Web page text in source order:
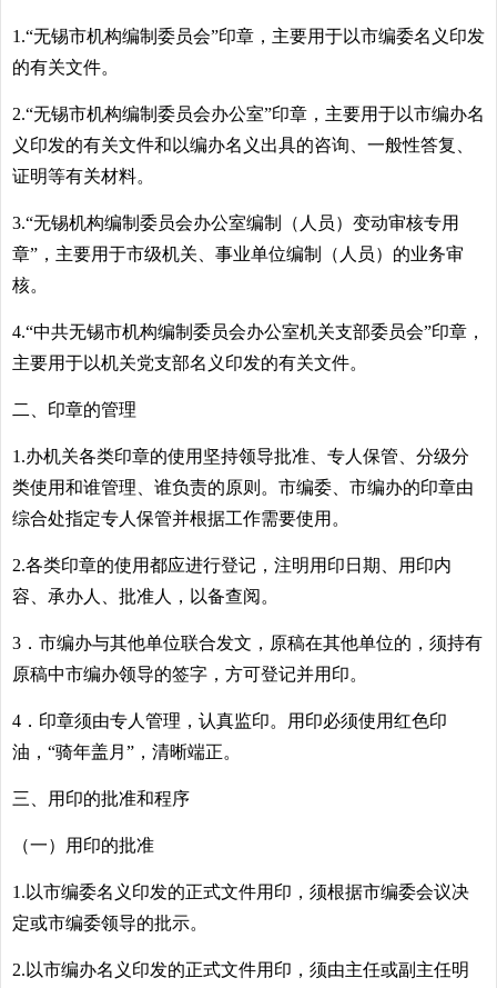
1.“无锡市机构编制委员会”印章，主要用于以市编委名义印发
的有关文件。
2.“无锡市机构编制委员会办公室”印章，主要用于以市编办名
义印发的有关文件和以编办名义出具的咨询、一般性答复、
证明等有关材料。
3.“无锡机构编制委员会办公室编制（人员）变动审核专用
章”，主要用于市级机关、事业单位编制（人员）的业务审
核。
4.“中共无锡市机构编制委员会办公室机关支部委员会”印章，
主要用于以机关党支部名义印发的有关文件。
二、印章的管理
1.办机关各类印章的使用坚持领导批准、专人保管、分级分
类使用和谁管理、谁负责的原则。市编委、市编办的印章由
综合处指定专人保管并根据工作需要使用。
2.各类印章的使用都应进行登记，注明用印日期、用印内
容、承办人、批准人，以备查阅。
3．市编办与其他单位联合发文，原稿在其他单位的，须持有
原稿中市编办领导的签字，方可登记并用印。
4．印章须由专人管理，认真监印。用印必须使用红色印
油，“骑年盖月”，清晰端正。
三、用印的批准和程序
（一）用印的批准
1.以市编委名义印发的正式文件用印，须根据市编委会议决
定或市编委领导的批示。
2.以市编办名义印发的正式文件用印，须由主任或副主任明